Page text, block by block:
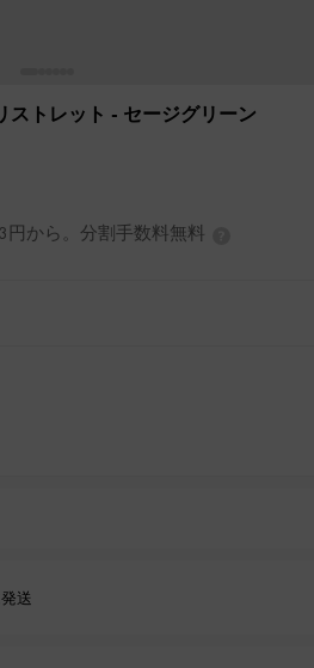
ストレット - セージグリーン
円から。分割手数料無料
送